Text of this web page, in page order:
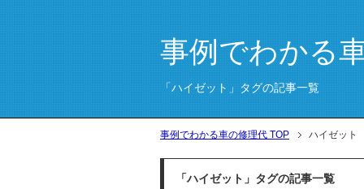
事例でわかる
「ハイゼット」タグの記事一覧
事例でわかる車の修理代 TOP ハイゼット
「ハイゼット」タグの記事一覧